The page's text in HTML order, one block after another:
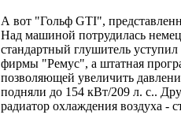
А вот "Гольф GTI",
Над машиной потрудилась
стандартный глушитель
фирмы "Ремус", а штатная
позволяющей увеличить
подняли до 154 кВт/209 л. с..
радиатор охлаждения воздуха -